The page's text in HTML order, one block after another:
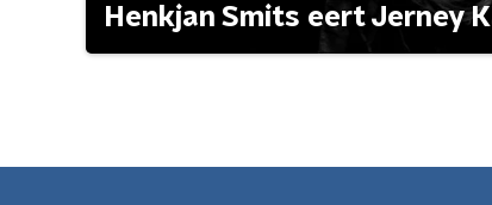
Henkjan Smits eert Jerney